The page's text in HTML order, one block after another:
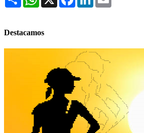
Destacamos